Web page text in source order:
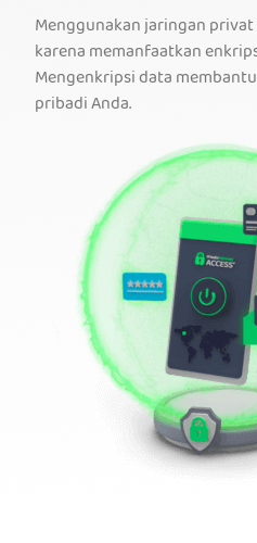
Menggunakan jaringan
karena memanfaatkan
Mengenkripsi data
pribadi Anda.